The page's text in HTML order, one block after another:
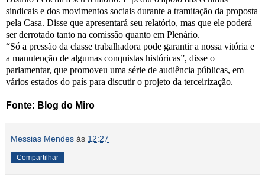
sindicais e dos movimentos sociais durante a tramitação da proposta
pela Casa. Disse que apresentará seu relatório, mas que ele poderá
ser derrotado tanto na comissão quanto em Plenário.
“Só a pressão da classe trabalhadora pode garantir a nossa vitória e
a manutenção de algumas conquistas históricas”, disse o
parlamentar, que promoveu uma série de audiência públicas, em
vários estados do país para discutir o projeto da terceirização.
Fonte: Blog do Miro
Messias Mendes às 12:27
Compartilhar